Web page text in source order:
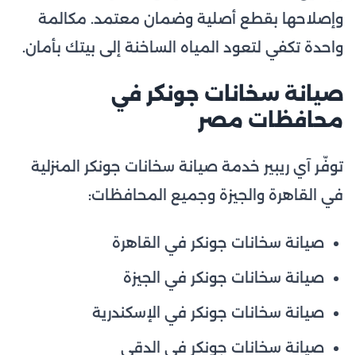
وإصلاحها بقطع أصلية وضمان معتمد. مكالمة
واحدة تكفي لتعود المياه الساخنة إلى بيتك بأمان.
صيانة سخانات جونكر في
محافظات مصر
توفّر آي ريبير خدمة صيانة سخانات جونكر المنزلية
في القاهرة والجيزة وجميع المحافظات:
صيانة سخانات جونكر في القاهرة
صيانة سخانات جونكر في الجيزة
صيانة سخانات جونكر في الإسكندرية
صيانة سخانات جونكر في الدقي